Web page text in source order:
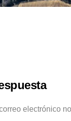
electrónico